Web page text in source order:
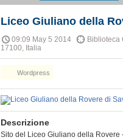
Liceo Giuliano della
09:09 May 5 2014
Biblioteca
17100, Italia
Wordpress
Descrizione
Sito del Liceo Giuliano della